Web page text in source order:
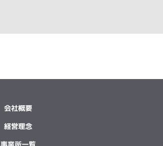
会社概要
経営理念
事業所一覧